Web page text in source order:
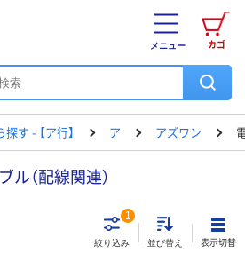
カゴ
メニュー
す - 【ア行】 ア アズワン
（配線関連）
絞り込み
1
並び替え 表示切替